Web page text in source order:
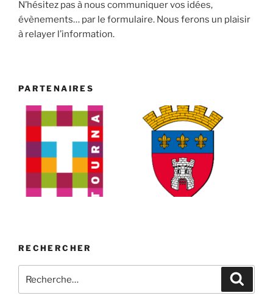
N’hésitez pas à nous communiquer vos idées,
évènements… par le formulaire. Nous ferons un plaisir
à relayer l’information.
PARTENAIRES
RECHERCHER
pour